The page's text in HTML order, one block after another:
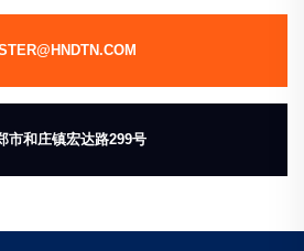
市和庄镇宏达路299号